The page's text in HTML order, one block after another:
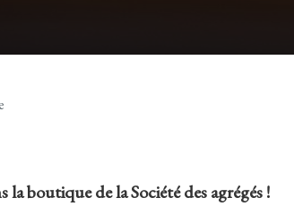
la boutique de la Société des agrégés !